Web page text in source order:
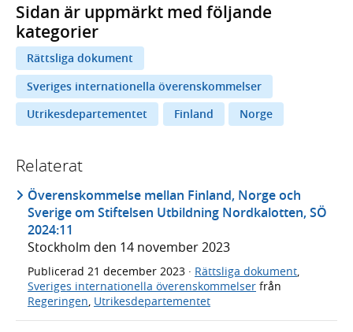
Sidan är uppmärkt med följande
kategorier
Rättsliga dokument
Sveriges internationella överenskommelser
Utrikesdepartementet
Finland Norge
Relaterat
Överenskommelse mellan Finland, Norge och
Sverige om Stiftelsen Utbildning Nordkalotten, SÖ
2024:11
Stockholm den 14 november 2023
Publicerad 21 december 2023 · Rättsliga dokument
Sveriges internationella överenskommelser från
Regeringen Utrikesdepartementet